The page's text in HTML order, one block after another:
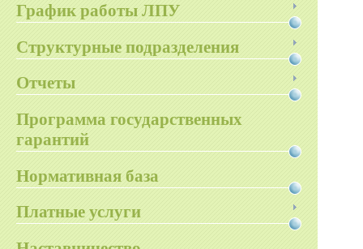
График работы ЛПУ
Структурные подразделения
Отчеты
Программа государственных
гарантий
Нормативная база
Платные услуги